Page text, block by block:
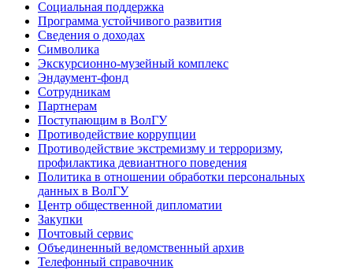
Социальная поддержка
Программа устойчивого развития
Сведения о доходах
Символика
Экскурсионно-музейный комплекс
Эндаумент-фонд
Сотрудникам
Партнерам
Поступающим в ВолГУ
Противодействие коррупции
Противодействие экстремизму и терроризму,
профилактика девиантного поведения
Политика в отношении обработки персональных
данных в ВолГУ
Центр общественной дипломатии
Закупки
Почтовый сервис
Объединенный ведомственный архив
Телефонный справочник